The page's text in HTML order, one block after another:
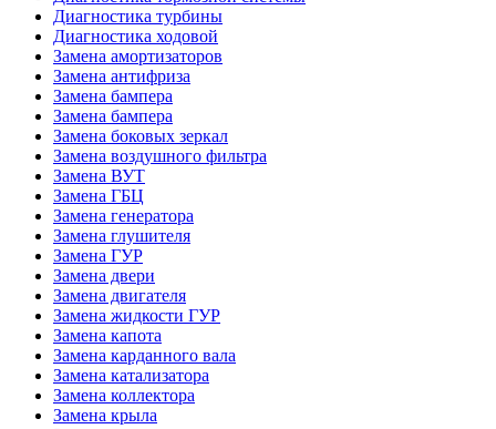
Диагностика турбины
Диагностика ходовой
Замена амортизаторов
Замена антифриза
Замена бампера
Замена бампера
Замена боковых зеркал
Замена воздушного фильтра
Замена ВУТ
Замена ГБЦ
Замена генератора
Замена глушителя
Замена ГУР
Замена двери
Замена двигателя
Замена жидкости ГУР
Замена капота
Замена карданного вала
Замена катализатора
Замена коллектора
Замена крыла